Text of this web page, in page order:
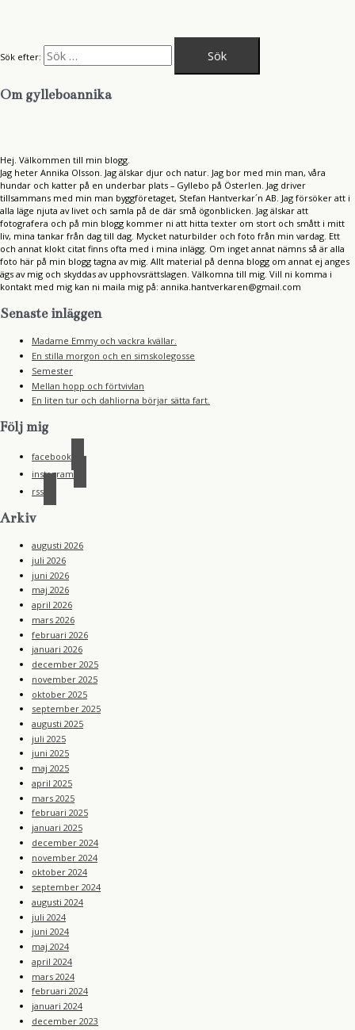
Sök efter:
Om gylleboannika
Hej. Välkommen till min blogg.
Jag heter Annika Olsson. Jag älskar djur och natur. Jag bor med min man, våra
hundar och katter på en underbar plats – Gyllebo på Österlen. Jag driver
tillsammans med min man byggföretaget, Stefan Hantverkar´n AB. Jag försöker att i
alla läge njuta av livet och samla på de där små ögonblicken. Jag älskar att
fotografera och på min blogg kommer ni att hitta texter om stort och smått i mitt
liv, mina tankar från dag till dag. Mycket naturbilder och foto från min vardag. Ett
och annat klokt citat finns ofta med i mina inlägg. Om inget annat nämns så är alla
foto här på min blogg tagna av mig. Allt material på denna blogg om annat ej anges
ägs av mig och skyddas av upphovsrättslagen. Välkomna till mig. Vill ni komma i
kontakt med mig kan ni maila mig på: annika.hantverkaren@gmail.com
Senaste inläggen
Madame Emmy och vackra kvällar.
En stilla morgon och en simskolegosse
Semester
Mellan hopp och förtvivlan
En liten tur och dahliorna börjar sätta fart.
Följ mig
facebook
instagram
rss
Arkiv
augusti 2026
juli 2026
juni 2026
maj 2026
april 2026
mars 2026
februari 2026
januari 2026
december 2025
november 2025
oktober 2025
september 2025
augusti 2025
juli 2025
juni 2025
maj 2025
april 2025
mars 2025
februari 2025
januari 2025
december 2024
november 2024
oktober 2024
september 2024
augusti 2024
juli 2024
juni 2024
maj 2024
april 2024
mars 2024
februari 2024
januari 2024
december 2023